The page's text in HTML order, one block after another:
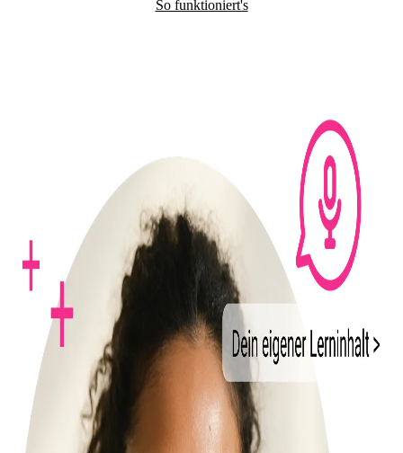
So funktioniert's